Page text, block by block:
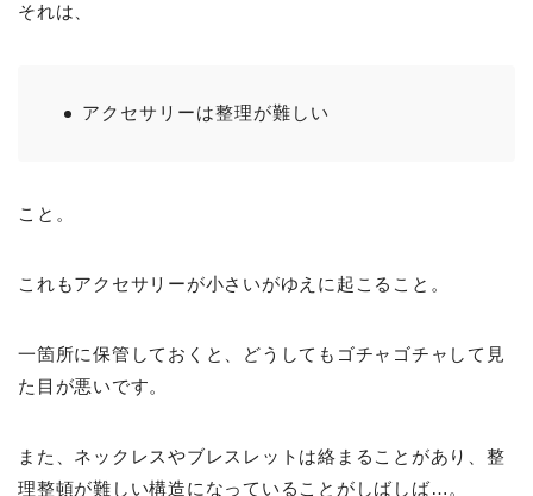
それは、
アクセサリーは整理が難しい
こと。
これもアクセサリーが小さいがゆえに起こること。
一箇所に保管しておくと、どうしてもゴチャゴチャして見
た目が悪いです。
また、ネックレスやブレスレットは絡まることがあり、整
理整頓が難しい構造になっていることがしばしば…。